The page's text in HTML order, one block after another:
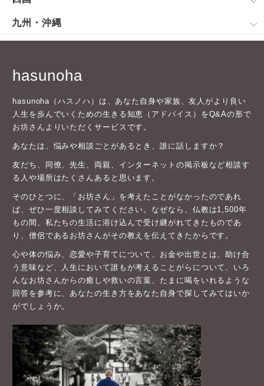
九州・沖縄
hasunoha
hasunoha（ハスノハ）は、あなた自身や家族、友人がより良い
人生を歩んでいくための生きる知恵（アドバイス）をQ&Aの形で
お坊さんよりいただくサービスです。
あなたは、悩みや相談ごとがあるとき、誰に話しますか？
友だち、同僚、先生、両親、インターネットの掲示板など相談す
る人や場所はたくさんあると思います。
そのひとつに、「お坊さん」を考えたことがなかったのであれ
ば、ぜひ一度相談してみてください。なぜなら、仏教は1,500年
もの間、私たちの生活に溶け込んで受け継がれてきたものであ
り、僧侶であるお坊さんがその教えを伝えてきたからです。
心や体の悩み、恋愛や子育てについて、お金や出世とは、助け合
う意味など、人生において誰もが考えることがらについて、いろ
んなお坊さんからの癒しや救いの言葉、たまに喝をいれるような
回答を参考に、あなたの生き方をあなた自身で探してみてはいか
がでしょうか。